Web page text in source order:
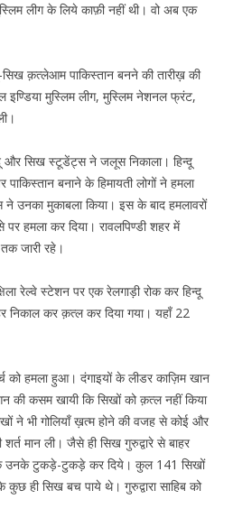
लीग के लिये काफ़ी नहीं थी। वो अब एक
सिख क़त्लेआम पाकिस्तान बनने की तारीख़ की
मुस्लिम लीग, मुस्लिम नेशनल फ्रंट,
और सिख स्टूडेंट्स ने जलूस निकाला। हिन्दू
बनाने के हिमायती लोगों ने हमला
उनका मुकाबला किया। इस के बाद हमलावरों
हमला कर दिया। रावलपिण्डी शहर में
जारी रहे।
रेल्वे स्टेशन पर एक रेलगाड़ी रोक कर हिन्दू
निकाल कर क़त्ल कर दिया गया। यहाँ 22
को हमला हुआ। दंगाइयों के लीडर काज़िम खान
की कसम खायी कि सिखों को क़त्ल नहीं किया
ने भी गोलियाँ ख़त्म होने की वजह से कोई और
मान ली। जैसे ही सिख गुरुद्वारे से बाहर
उनके टुकड़े-टुकड़े कर दिये। कुल 141 सिखों
ही सिख बच पाये थे। गुरुद्वारा साहिब को